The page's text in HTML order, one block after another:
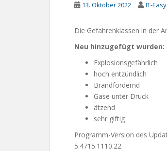
13. Oktober 2022 IT-
Die Gefahrenklassen in der
Neu hinzugefügt wurden:
Explosionsgefährlich
hoch entzündlich
Brandfördernd
Gase unter Druck
ätzend
sehr giftig
Programm-Version des
5.4715.1110.22